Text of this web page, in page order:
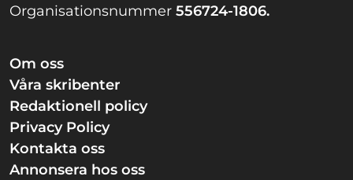
Organisationsnummer 556724-1806.
Om oss
Våra skribenter
Redaktionell policy
Privacy Policy
Kontakta oss
Annonsera hos oss